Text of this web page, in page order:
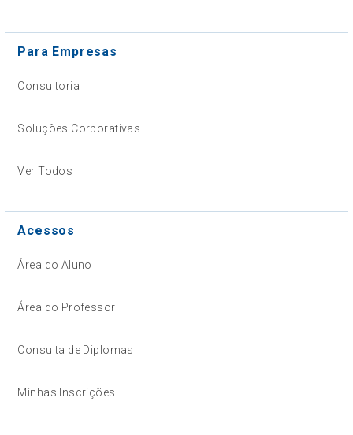
Para Empresas
Consultoria
Soluções Corporativas
Ver Todos
Acessos
Área do Aluno
Área do Professor
Consulta de Diplomas
Minhas Inscrições